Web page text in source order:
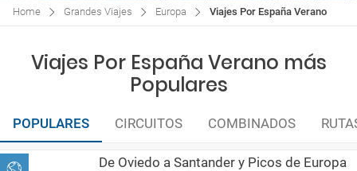
Home Grandes Viajes Europa Viajes Por España Verano
Viajes Por España Verano más
Populares
POPULARES CIRCUITOS COMBINADOS
De Oviedo a Santander y Picos de Europa